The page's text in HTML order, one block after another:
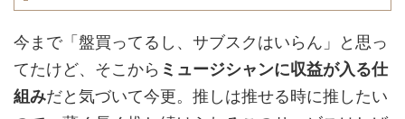
今まで「盤買ってるし、サブスクはいらん」と思っ
てたけど、そこから ミュージシャンに収益が入る仕
組みだと気づいて今更。推しは推せる時に推したい